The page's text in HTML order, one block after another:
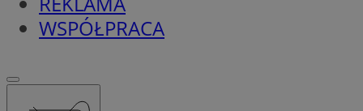
WSPÓŁPRACA